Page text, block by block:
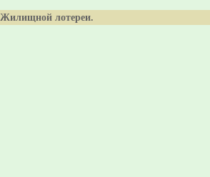
лотереи.